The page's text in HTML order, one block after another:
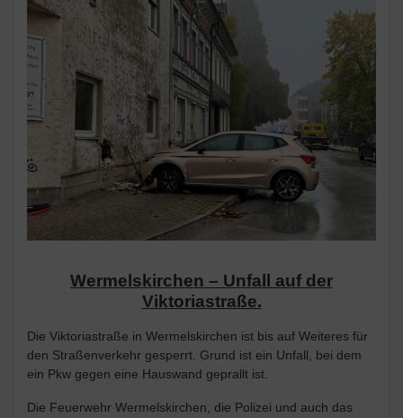
Wermelskirchen – Unfall auf der
Viktoriastraße.
Die Viktoriastraße in Wermelskirchen ist bis auf Weiteres für
den Straßenverkehr gesperrt. Grund ist ein Unfall, bei dem
ein Pkw gegen eine Hauswand geprallt ist.
Die Feuerwehr Wermelskirchen, die Polizei und auch das